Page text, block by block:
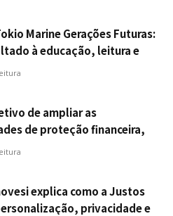
Marine Gerações Futuras:
à educação, leitura e
de ampliar as
de proteção financeira,
eleva capital segurado
explica como a Justos
privacidade e